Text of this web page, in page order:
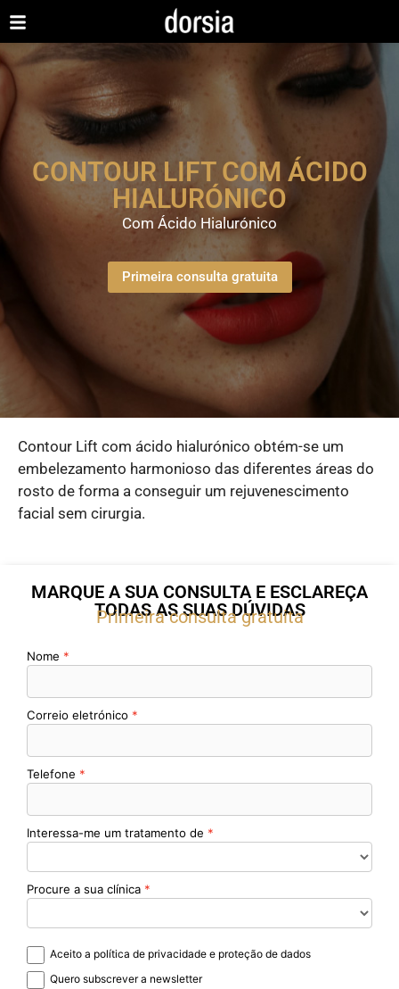
CONTOUR LIFT COM ÁCIDO
HIALURÓNICO
Com Ácido Hialurónico
Primeira consulta gratuita
Contour Lift com ácido hialurónico obtém-se um
embelezamento harmonioso das diferentes áreas do
rosto de forma a conseguir um rejuvenescimento
facial sem cirurgia.
MARQUE A SUA CONSULTA E ESCLAREÇA
TODAS AS SUAS DÚVIDAS
Primeira consulta gratuita
Nome
Correio eletrónico
Telefone
Interessa-me um tratamento de
Procure a sua clínica
Aceito a política de privacidade e proteção de dados
Quero subscrever a newsletter